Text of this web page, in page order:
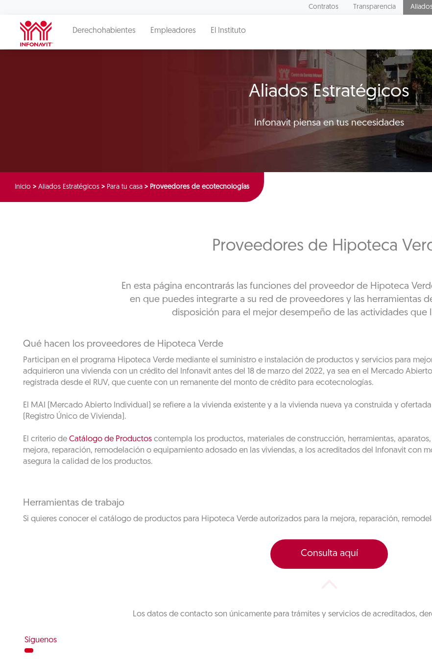
Contratos Transparencia
Derechohabientes Empleadores El Instituto
Aliados Estratégicos
Infonavit piensa en tus necesidades
Inicio > Aliados Estratégicos > Para tu casa > Proveedores de ecotecnologías
Proveedores de Hipoteca
En esta página encontrarás las funciones del proveedor de Hipoteca
en que puedes integrarte a su red de proveedores y las herramientas
disposición para el mejor desempeño de las actividades que
Qué hacen los proveedores de Hipoteca Verde
Participan en el programa Hipoteca Verde mediante el suministro e instalación de productos y servicios para
adquirieron una vivienda con un crédito del Infonavit antes del 18 de marzo del 2022, ya sea en el Mercado
registrada desde el RUV, que cuente con un remanente del monto de crédito para ecotecnologías.
El MAI (Mercado Abierto Individual) se refiere a la vivienda existente y a la vivienda nueva ya construida y
(Registro Único de Vivienda).
El criterio de Catálogo de Productos contempla los productos, materiales de construcción, herramientas,
mejora, reparación, remodelación o equipamiento adosado en las viviendas, a los acreditados del Infonavit con
asegura la calidad de los productos.
Herramientas de trabajo
Si quieres conocer el catálogo de productos para Hipoteca Verde autorizados para la mejora, reparación,
Consulta aquí
Los datos de contacto son únicamente para trámites y servicios de acreditados,
Síguenos